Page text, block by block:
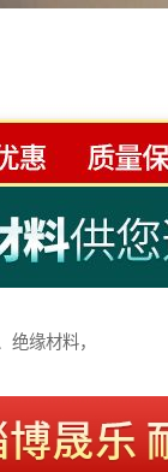
缘材料，